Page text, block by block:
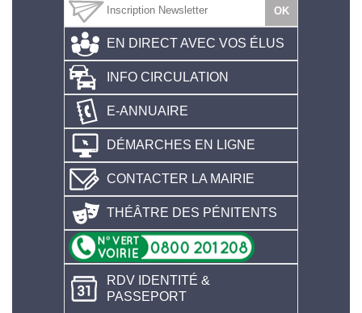
EN DIRECT AVEC VOS ÉLUS
INFO CIRCULATION
E-ANNUAIRE
DÉMARCHES EN LIGNE
CONTACTER LA MAIRIE
THÉÂTRE DES PÉNITENTS
RDV IDENTITÉ &
PASSEPORT